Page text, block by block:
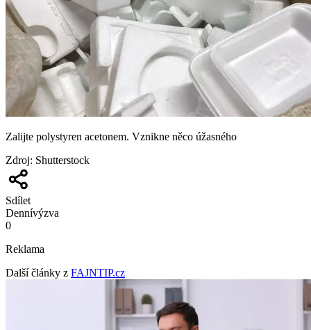
Zalijte polystyren acetonem. Vznikne něco úžasného
Zdroj: Shutterstock
Sdílet
Dennívýzva
0
Reklama
Další články z FAJNTIP.cz